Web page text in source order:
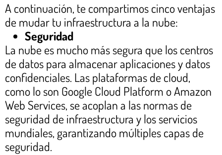
A continuación, te compartimos cinco ventajas
de mudar tu infraestructura a la nube:
Seguridad
La nube es mucho más segura que los centros
de datos para almacenar aplicaciones y datos
confidenciales. Las plataformas de cloud,
como lo son Google Cloud Platform o Amazon
Web Services, se acoplan a las normas de
seguridad de infraestructura y los servicios
mundiales, garantizando múltiples capas de
seguridad.